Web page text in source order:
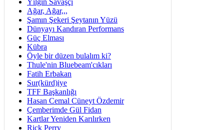
Yılgın Savaşçı
Ağar, Ağar,,,
Şamın Şekeri Şeytanın Yüzü
Dünyayı Kandıran Performans
Güç Elması
Kübra
Öyle bir düzen bulalım ki?
Thule'nin Bluebeam'cıkları
Fatih Erbakan
Sur(kürd)iye
TFF Başkanlığı
Hasan Cemal Cüneyt Özdemir
Çemberimde Gül Fidan
Kartlar Yeniden Karılırken
Rick Perry